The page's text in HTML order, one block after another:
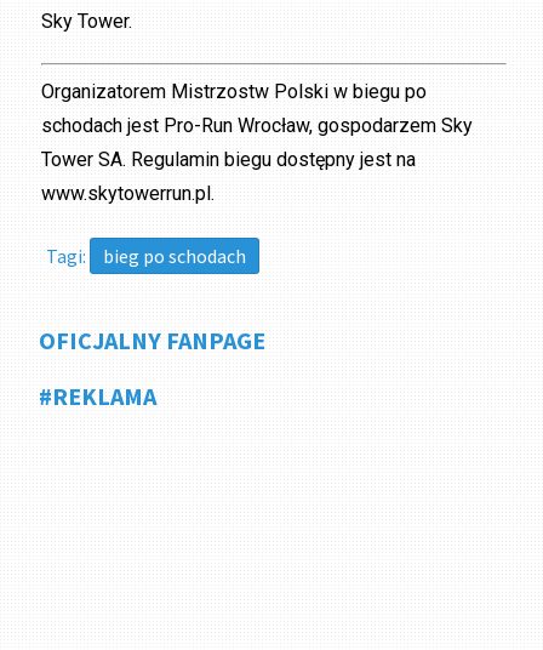
Sky Tower.
Organizatorem Mistrzostw Polski w biegu po
schodach jest Pro-Run Wrocław, gospodarzem Sky
Tower SA. Regulamin biegu dostępny jest na
www.skytowerrun.pl.
Tagi: bieg po schodach
OFICJALNY FANPAGE
#REKLAMA